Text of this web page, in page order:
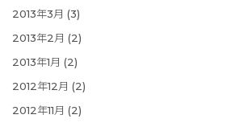
2013年3月 (3)
2013年2月 (2)
2013年1月 (2)
2012年12月 (2)
2012年11月 (2)